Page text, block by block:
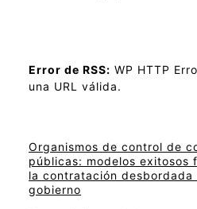
Error de RSS: WP HTTP
una URL válida.
Organismos de control de
públicas: modelos exitosos
la contratación desbordada
gobierno